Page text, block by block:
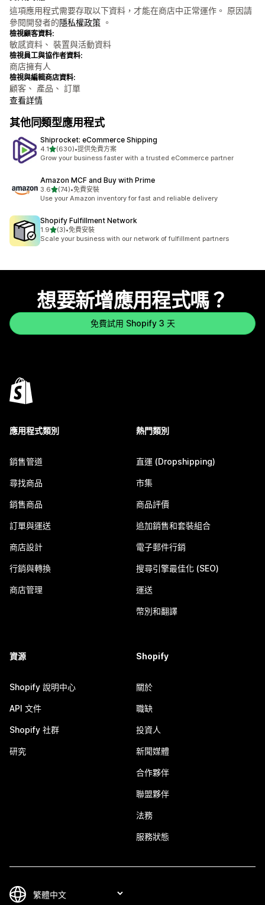
這項應用程式需要存取以下資料，才能在商店中正常運作。 原因請
參閱開發者的隱私權政策 。
檢視顧客資料:
敏感資料、 裝置與活動資料
檢視員工與協作者資料:
商店擁有人
檢視與編輯商店資料:
顧客、 產品、 訂單
查看詳情
其他同類型應用程式
Shiprocket: eCommerce Shipping
4.1滿分 5 顆星
(630)
共有 630 則評價
•提供免費方案
Grow your business faster with a trusted eCommerce partner
Amazon MCF and Buy with Prime
3.6滿分 5 顆星
(74)
共有 74 則評價
•免費安裝
Use your Amazon inventory for fast and reliable delivery
Shopify Fulfillment Network
1.9滿分 5 顆星
(3)
共有 3 則評價
•免費安裝
Scale your business with our network of fulfillment partners
想要新增應用程式嗎？
免費試用 Shopify 3 天
應用程式類別
銷售管道
尋找商品
銷售商品
訂單與運送
商店設計
行銷與轉換
商店管理
熱門類別
直運 (Dropshipping)
市集
商品評價
追加銷售和套裝組合
電子郵件行銷
搜尋引擎最佳化 (SEO)
運送
幣別和翻譯
資源
Shopify 說明中心
API 文件
Shopify 社群
研究
Shopify
關於
職缺
投資人
新聞媒體
合作夥伴
聯盟夥伴
法務
服務狀態